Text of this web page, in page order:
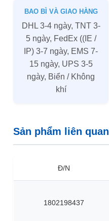
BAO BÌ VÀ GIAO HÀNG
DHL 3-4 ngày, TNT 3-
5 ngày, FedEx ((IE /
IP) 3-7 ngày, EMS 7-
15 ngày, UPS 3-5
ngày, Biển / Không
khí
Sản phẩm liên quan
Đ/N
1802198437